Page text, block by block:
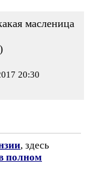
масленица
20:30
, здесь
полном